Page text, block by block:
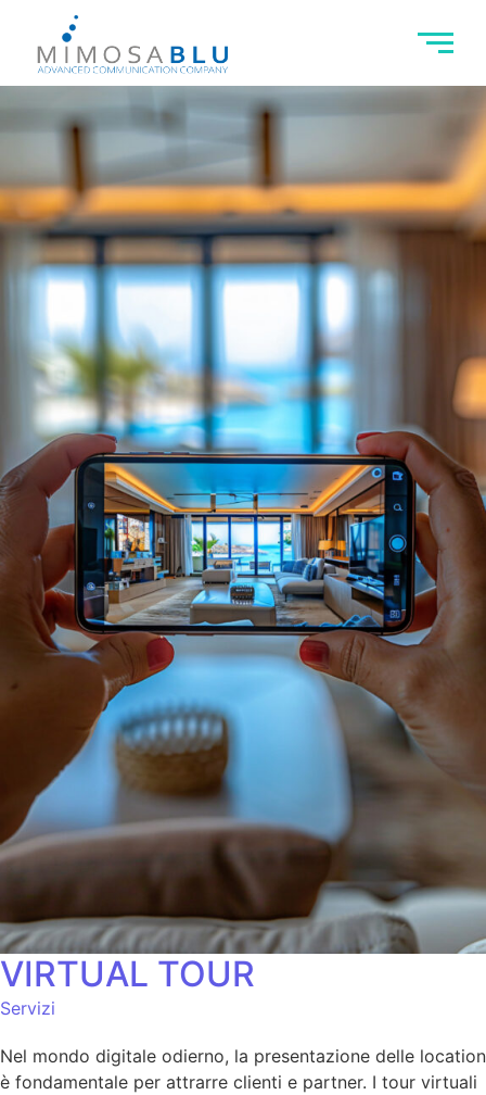
VIRTUAL TOUR
Servizi
Nel mondo digitale odierno, la presentazione delle location
è fondamentale per attrarre clienti e partner. I tour virtuali